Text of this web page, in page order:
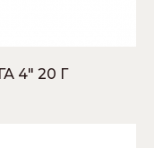
4" 20 Г